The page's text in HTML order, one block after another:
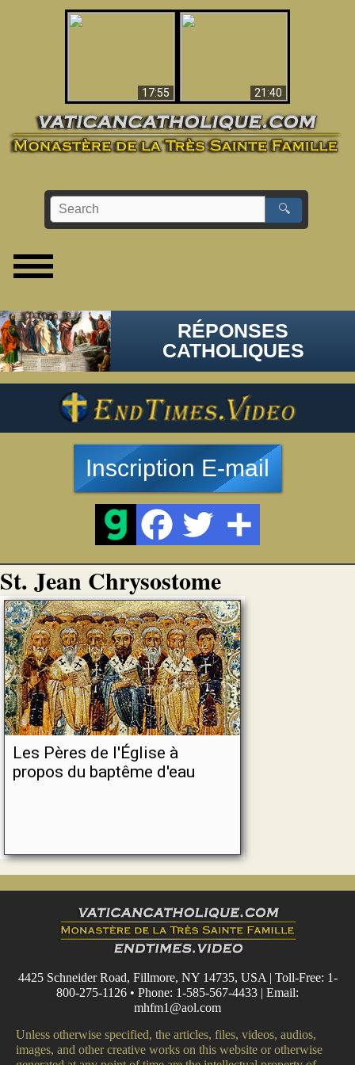
17:55
21:40
🔍
RÉPONSES
CATHOLIQUES
Inscription E-mail
St. Jean Chrysostome
Les Pères de l'Église à
propos du baptême d'eau
4425 Schneider Road, Fillmore, NY 14735, USA | Toll-Free: 1-
800-275-1126 • Phone: 1-585-567-4433 | Email:
mhfm1@aol.com
Unless otherwise specified, the articles, files, videos, audios,
images, and other creative works on this website or otherwise